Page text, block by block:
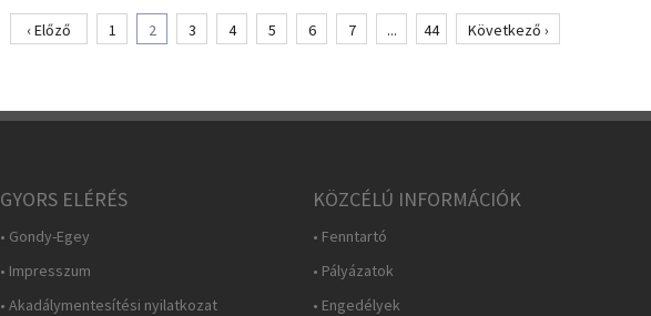
‹ Előző 1 2 3 4 5 6 7 ... 44 Következő ›
GYORS ELÉRÉS
• Gondy-Egey
• Impresszum
• Akadálymentesítési nyilatkozat
KÖZCÉLÚ INFORMÁCIÓK
• Fenntartó
• Pályázatok
• Engedélyek